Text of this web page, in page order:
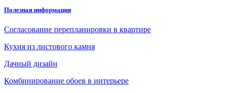
Полезная информация
Согласование перепланировки в квартире
Кухня из листового камня
Дачный дизайн
Комбинирование обоев в интерьере